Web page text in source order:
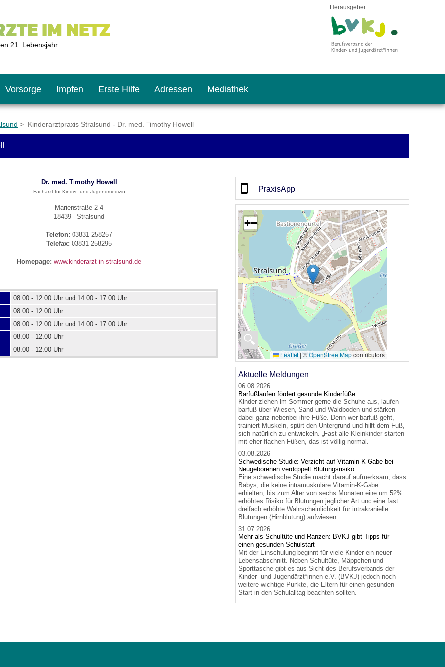
IM NETZ
21. Lebensjahr
Herausgeber:
Vorsorge Impfen Erste Hilfe Adressen Mediathek
> Kinderarztpraxis Stralsund - Dr. med. Timothy Howell
Dr. med. Timothy Howell
Facharzt für Kinder- und Jugendmedizin
Marienstraße 2-4
18439 - Stralsund
Telefon: 03831 258257
Telefax: 03831 258295
Homepage: www.kinderarzt-in-stralsund.de
08.00 - 12.00 Uhr und 14.00 - 17.00 Uhr
08.00 - 12.00 Uhr
08.00 - 12.00 Uhr und 14.00 - 17.00 Uhr
08.00 - 12.00 Uhr
08.00 - 12.00 Uhr
PraxisApp
🔍
+−
Leaflet |©OpenStreetMapcontributors
Aktuelle Meldungen
06.08.2026
Barfußlaufen fördert gesunde Kinderfüße
Kinder ziehen im Sommer gerne die Schuhe aus, laufen
barfuß über Wiesen, Sand und Waldboden und stärken
dabei ganz nebenbei ihre Füße. Denn wer barfuß geht,
trainiert Muskeln, spürt den Untergrund und hilft dem Fuß,
sich natürlich zu entwickeln. „Fast alle Kleinkinder starten
mit eher flachen Füßen, das ist völlig normal.
03.08.2026
Schwedische Studie: Verzicht auf Vitamin-K-Gabe bei
Neugeborenen verdoppelt Blutungsrisiko
Eine schwedische Studie macht darauf aufmerksam, dass
Babys, die keine intramuskuläre Vitamin-K-Gabe
erhielten, bis zum Alter von sechs Monaten eine um 52%
erhöhtes Risiko für Blutungen jeglicher Art und eine fast
dreifach erhöhte Wahrscheinlichkeit für intrakranielle
Blutungen (Hirnblutung) aufwiesen.
31.07.2026
Mehr als Schultüte und Ranzen: BVKJ gibt Tipps für
einen gesunden Schulstart
Mit der Einschulung beginnt für viele Kinder ein neuer
Lebensabschnitt. Neben Schultüte, Mäppchen und
Sporttasche gibt es aus Sicht des Berufsverbands der
Kinder- und Jugendärzt*innen e.V. (BVKJ) jedoch noch
weitere wichtige Punkte, die Eltern für einen gesunden
Start in den Schulalltag beachten sollten.